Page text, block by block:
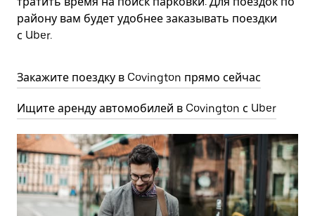
району вам будет удобнее заказывать поездки
с Uber.
Закажите поездку в Covington прямо сейчас
Ищите аренду автомобилей в Covington с Uber